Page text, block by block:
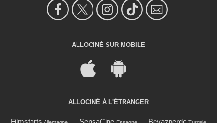
ALLOCINÉ SUR MOBILE
ALLOCINÉ À L'ÉTRANGER